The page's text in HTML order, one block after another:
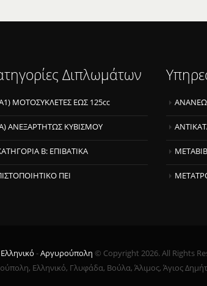
Διπλωμάτων
ΜΟΤΟΣΥΚΛΕΤΕΣ ΕΩΣ 125cc
ΑΝΕΞΑΡΤΗΤΩΣ ΚΥΒΙΣΜΟΥ
Β: ΕΠΙΒΑΤΙΚΑ
ΠΕΙ
Ελληνικό -Αργυρούπολη © Copyright 2026. All Rights
Ελληνικό, Γλυφάδα, Βούλα, Άλιμος, Άγιος